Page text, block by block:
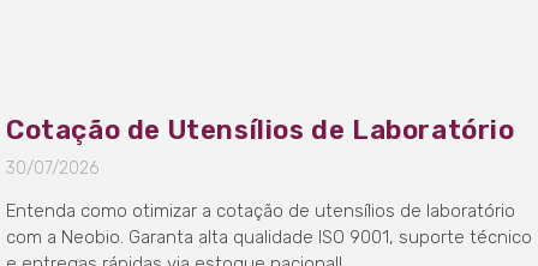
Cotação de Utensílios de Laboratório
30/07/2026
Entenda como otimizar a cotação de utensílios de laboratório
com a Neobio. Garanta alta qualidade ISO 9001, suporte técnico